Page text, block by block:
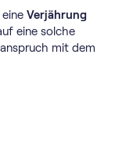
Verjährung
eine solche
mit dem